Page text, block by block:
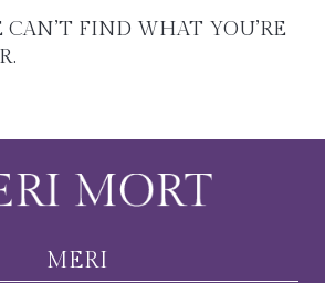
CAN’T FIND WHAT YOU’RE
MERI